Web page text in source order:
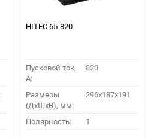
HITEC 65-820
Пусковой ток,
A:
820
Размеры
(ДхШхВ), мм:
296х187х191
Полярность: 1